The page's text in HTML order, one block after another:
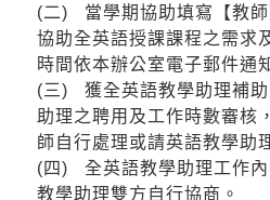
(二) 當學期協助填寫【教
協助全英語授課課程之需求
時間依本辦公室電子郵件通
(三) 獲全英語教學助理補
助理之聘用及工作時數審核
師自行處理或請英語教學助
(四) 全英語教學助理工作
教學助理雙方自行協商。